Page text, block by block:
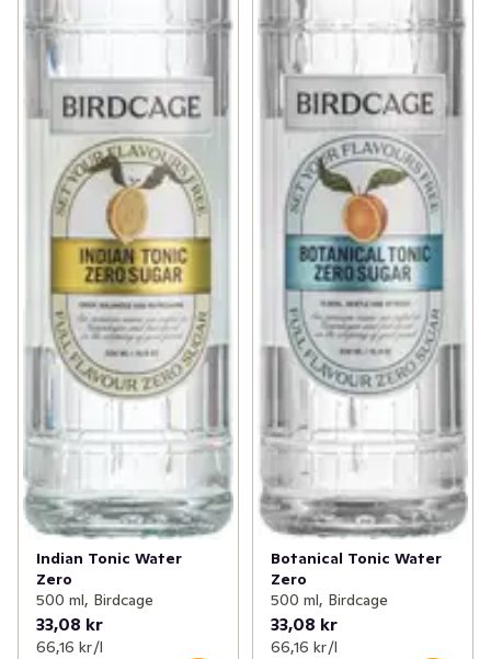
Indian Tonic Water
Zero
500 ml, Birdcage
33,08 kr
66,16 kr /l
Botanical Tonic Water
Zero
500 ml, Birdcage
33,08 kr
66,16 kr /l